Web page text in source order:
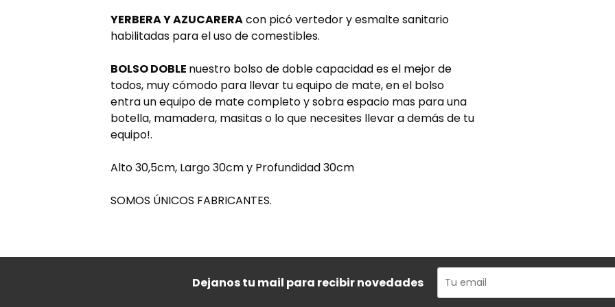
YERBERA Y AZUCARERAcon picó vertedor y esmalte sanitario
habilitadas para el uso de comestibles.
BOLSO DOBLE nuestro bolso de doble capacidad es el mejor de
todos, muy cómodo para llevar tu equipo de mate, en el bolso
entra un equipo de mate completo y sobra espacio mas para una
botella, mamadera, masitas o lo que necesites llevar a demás de tu
equipo!.
Alto 30,5cm, Largo 30cm y Profundidad 30cm
SOMOS ÚNICOS FABRICANTES.
Dejanos tu mail para recibir novedades